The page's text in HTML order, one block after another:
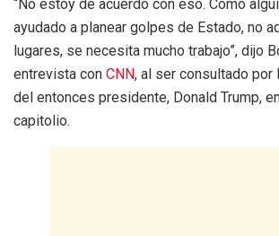
“No estoy de acuerdo con eso. Como
ayudado a planear golpes de Estado, no
lugares, se necesita mucho trabajo”, dijo
entrevista con CNN, al ser consultado por
del entonces presidente, Donald Trump,
capitolio.